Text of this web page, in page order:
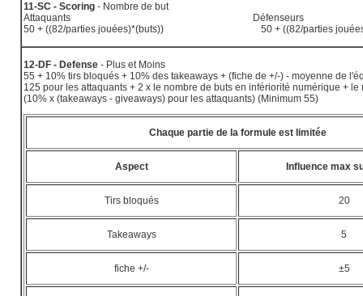
11-SC - Scoring - Nombre de but
Attaquants Défenseurs
50 + ((82/parties jouées)*(buts)) 50 + ((82/parties
12-DF - Defense - Plus et Moins
55 + 10% tirs bloqués + 10% des takeaways + (fiche de +/-) - moyenne de
125 pour les attaquants + 2 x le nombre de buts en infériorité numérique +
(10% x (takeaways - giveaways) pour les attaquants) (Minimum 55)
Chaque partie de la formule est limitée
Aspect Influence max
Tirs bloqués 20
Takeaways 5
fiche +/- ±5